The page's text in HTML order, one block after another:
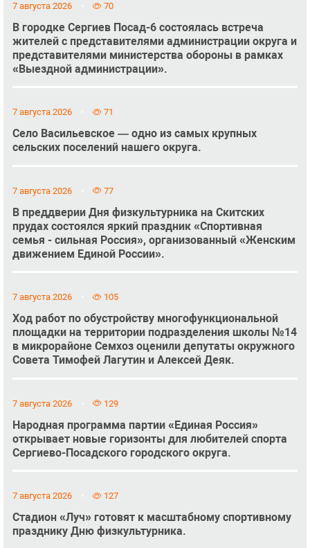
7 августа 2026 70
В городке Сергиев Посад-6 состоялась встреча
жителей с представителями администрации округа и
представителями министерства обороны в рамках
«Выездной администрации».
7 августа 2026 71
Село Васильевское — одно из самых крупных
сельских поселений нашего округа.
7 августа 2026 77
В преддверии Дня физкультурника на Скитских
прудах состоялся яркий праздник «Спортивная
семья - сильная Россия», организованный «Женским
движением Единой России».
7 августа 2026 105
Ход работ по обустройству многофункциональной
площадки на территории подразделения школы №14
в микрорайоне Семхоз оценили депутаты окружного
Совета Тимофей Лагутин и Алексей Деяк.
7 августа 2026 129
Народная программа партии «Единая Россия»
открывает новые горизонты для любителей спорта
Сергиево-Посадского городского округа.
7 августа 2026 127
Стадион «Луч» готовят к масштабному спортивному
празднику Дню физкультурника.